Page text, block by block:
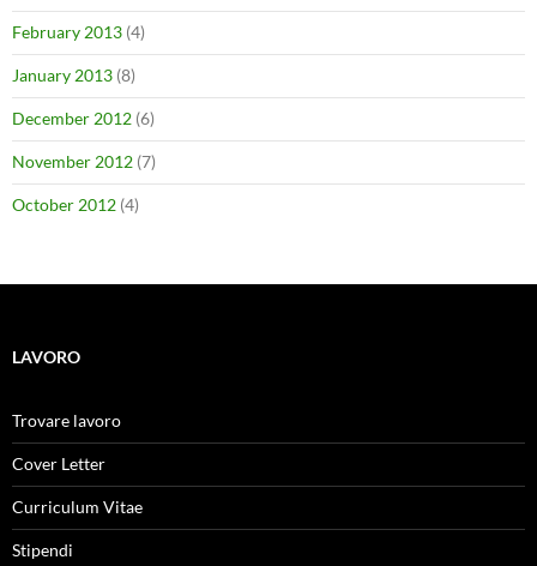
February 2013 (4)
January 2013 (8)
December 2012 (6)
November 2012 (7)
October 2012 (4)
LAVORO
Trovare lavoro
Cover Letter
Curriculum Vitae
Stipendi